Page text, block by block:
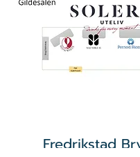
Fredrikstad